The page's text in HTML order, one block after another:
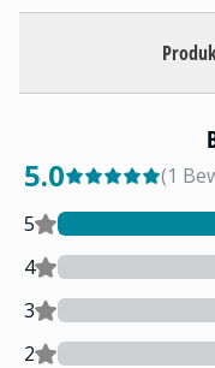
5.0 (1
5
4
3
2